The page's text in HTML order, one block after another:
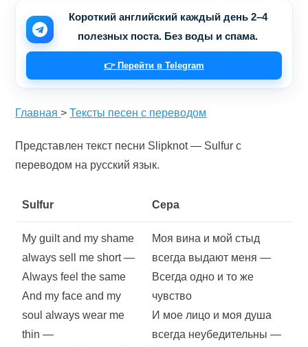
Короткий английский каждый день 2–4
полезных поста. Без воды и спама.
👉 Перейти в Telegram
Главная>Тексты песен с переводом
Представлен текст песни Slipknot — Sulfur с
переводом на русский язык.
Sulfur Сера
My guilt and my shame
always sell me short —
Always feel the same
And my face and my
soul always wear me
thin —
Моя вина и мой стыд
всегда выдают меня —
Всегда одно и то же
чувство
И мое лицо и моя душа
всегда неубедительны —